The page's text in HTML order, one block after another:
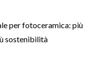
per fotoceramica: più
sostenibilità